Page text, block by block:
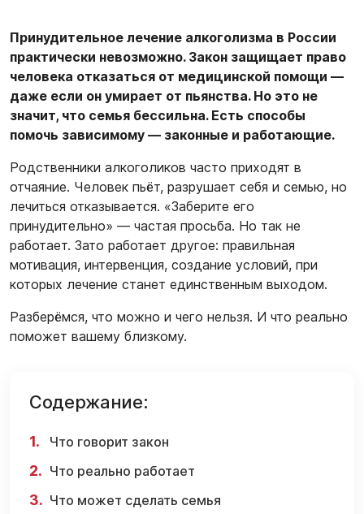
Принудительное лечение алкоголизма в России
практически невозможно. Закон защищает право
человека отказаться от медицинской помощи —
даже если он умирает от пьянства. Но это не
значит, что семья бессильна. Есть способы
помочь зависимому — законные и работающие.
Родственники алкоголиков часто приходят в
отчаяние. Человек пьёт, разрушает себя и семью, но
лечиться отказывается. «Заберите его
принудительно» — частая просьба. Но так не
работает. Зато работает другое: правильная
мотивация, интервенция, создание условий, при
которых лечение станет единственным выходом.
Разберёмся, что можно и чего нельзя. И что реально
поможет вашему близкому.
Содержание:
Что говорит закон
Что реально работает
Что может сделать семья